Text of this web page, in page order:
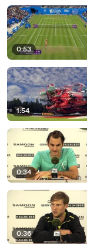
0:53
1:54
0:34
0:36